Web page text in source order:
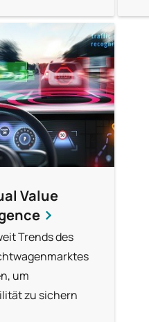
Value
Trends des
um
zu sichern